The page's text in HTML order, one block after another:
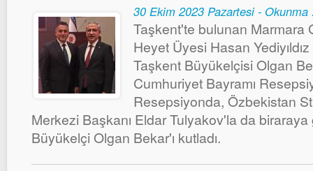
30 Ekim 2023 Pazartesi - Okunma
Taşkent'te bulunan Marmara
Heyet Üyesi Hasan
Taşkent Büyükelçisi Olgan
Cumhuriyet Bayramı
Resepsiyonda, Özbekistan
Merkezi Başkanı Eldar Tulyakov'la da biraraya
Büyükelçi Olgan Bekar'ı kutladı.